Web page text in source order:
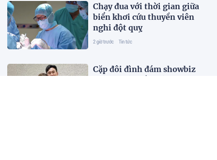
Chạy đua với thời gian giữa
biển khơi cứu thuyền viên
nghi đột quỵ
2 giờ trước Tin tức
Cặp đôi đình đám showbiz